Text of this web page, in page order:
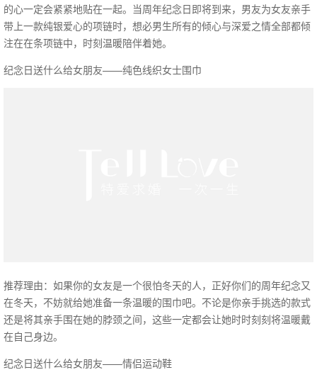
的心一定会紧紧地贴在一起。当周年纪念日即将到来，男友为女友亲手
带上一款纯银爱心的项链时，想必男生所有的倾心与深爱之情全部都倾
注在在条项链中，时刻温暖陪伴着她。
纪念日送什么给女朋友——纯色线织女士围巾
推荐理由：如果你的女友是一个很怕冬天的人，正好你们的周年纪念又
在冬天，不妨就给她准备一条温暖的围巾吧。不论是你亲手挑选的款式
还是将其亲手围在她的脖颈之间，这些一定都会让她时时刻刻将温暖戴
在自己身边。
纪念日送什么给女朋友——情侣运动鞋